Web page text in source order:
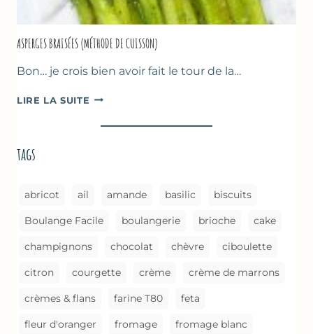
ASPERGES BRAISÉES (MÉTHODE DE CUISSON)
Bon… je crois bien avoir fait le tour de la…
LIRE LA SUITE ASPERGES
(MÉTHODE
tags
abricot ail amande basilic biscuits
Boulange Facile boulangerie brioche cake
champignons chocolat chèvre ciboulette
citron courgette crème crème de marrons
crèmes & flans farine T80 feta
fleur d'oranger fromage fromage blanc